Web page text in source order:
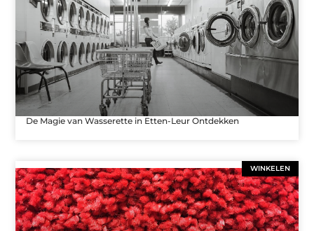
De Magie van Wasserette in Etten-Leur Ontdekken
WINKELEN